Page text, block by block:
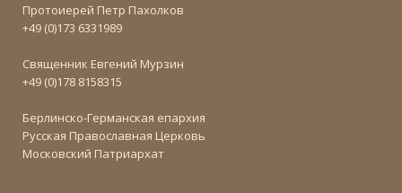
Протоиерей Петр Пахолков
+49 (0)173 6331989
Священник Евгений Мурзин
+49 (0)178 8158315
Берлинско-Германская епархия
Русская Православная Церковь
Московский Патриархат